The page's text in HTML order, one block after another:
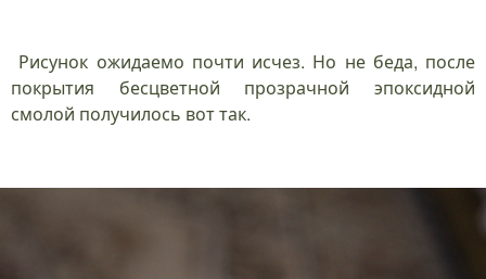
Рисунок ожидаемо почти исчез. Но не беда, после
покрытия бесцветной прозрачной эпоксидной
смолой получилось вот так.